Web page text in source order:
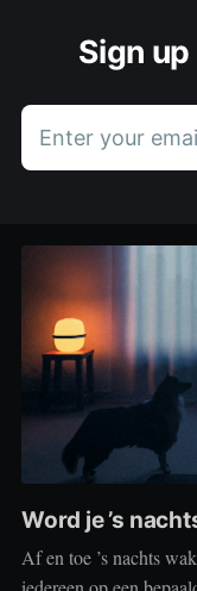
Sign
Enter your
Word je ’s
Af en toe ’s nachts